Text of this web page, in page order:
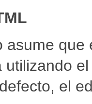
asume
utilizando
el